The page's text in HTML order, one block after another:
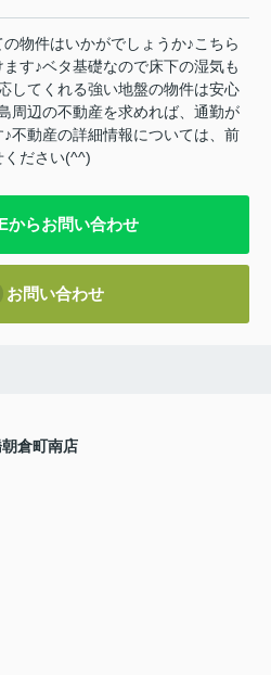
物件はいかがでしょうか♪こちら
す♪ベタ基礎なので床下の湿気も
してくれる強い地盤の物件は安心
周辺の不動産を求めれば、通勤が
不動産の詳細情報については、前
ください(^^)
からお問い合わせ
お問い合わせ
倉町南店